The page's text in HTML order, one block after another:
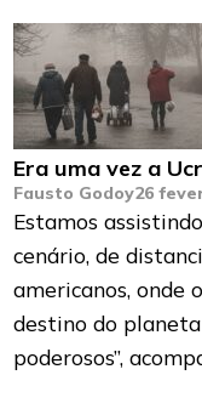
Era uma vez a
Fausto Godoy26
Estamos
cenário, de
americanos, onde
destino do planeta
poderosos”,